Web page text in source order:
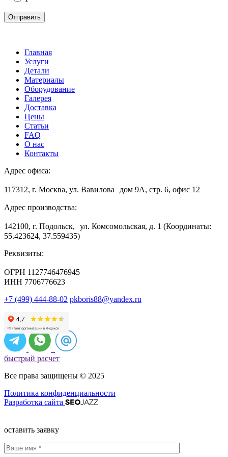
Главная
Услуги
Детали
Материалы
Оборудование
Галерея
Доставка
Цены
Статьи
FAQ
О нас
Контакты
Адрес офиса:
117312, г. Москва, ул. Вавилова дом 9А, стр. 6, офис 12
Адрес производства:
142100, г. Подольск, ул. Комсомольская, д. 1 (Координаты:
55.423624, 37.559435)
Реквизиты:
ОГРН 1127746476945
ИНН 7706776623
+7 (499) 444-88-02 pkboris88@yandex.ru
быстрый расчет
Все права защищены © 2025
Политика конфиденциальности
Разработка сайта
оставить заявку